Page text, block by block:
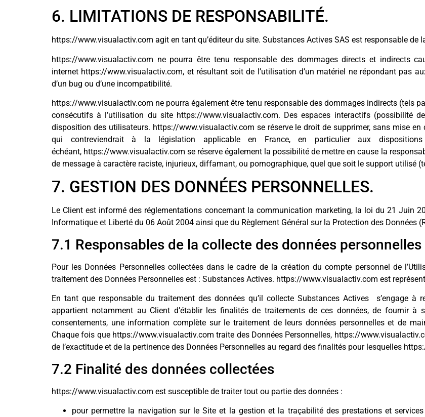
6. LIMITATIONS DE RESPONSABILITÉ.
https://www.visualactiv.com agit en tant qu’éditeur du site. Substances Actives SAS est responsable de
https://www.visualactiv.com ne pourra être tenu responsable des dommages directs et indirects
internet https://www.visualactiv.com, et résultant soit de l’utilisation d’un matériel ne répondant pas
d’un bug ou d’une incompatibilité.
https://www.visualactiv.com ne pourra également être tenu responsable des dommages indirects (tels
consécutifs à l’utilisation du site https://www.visualactiv.com. Des espaces interactifs (possibilité
disposition des utilisateurs. https://www.visualactiv.com se réserve le droit de supprimer, sans mise
qui contreviendrait à la législation applicable en France, en particulier aux
échéant, https://www.visualactiv.com se réserve également la possibilité de mettre en cause la
de message à caractère raciste, injurieux, diffamant, ou pornographique, quel que soit le support utilisé
7. GESTION DES DONNÉES PERSONNELLES.
Le Client est informé des réglementations concernant la communication marketing, la loi du 21 Juin
Informatique et Liberté du 06 Août 2004 ainsi que du Règlement Général sur la Protection des Données
7.1 Responsables de la collecte des données personnelles
Pour les Données Personnelles collectées dans le cadre de la création du compte personnel de
traitement des Données Personnelles est : Substances Actives. https://www.visualactiv.com est
En tant que responsable du traitement des données qu’il collecte Substances Actives s’engage à
appartient notamment au Client d’établir les finalités de traitements de ces données, de fournir
consentements, une information complète sur le traitement de leurs données personnelles et de
Chaque fois que https://www.visualactiv.com traite des Données Personnelles, https://
de l’exactitude et de la pertinence des Données Personnelles au regard des finalités pour lesquelles
7.2 Finalité des données collectées
https://www.visualactiv.com est susceptible de traiter tout ou partie des données :
pour permettre la navigation sur le Site et la gestion et la traçabilité des prestations et